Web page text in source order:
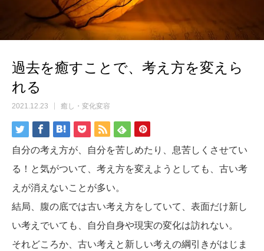
過去を癒すことで、考え方を変えら
れる
2021.12.23 癒し・変化変容
自分の考え方が、自分を苦しめたり、息苦しくさせてい
る！と気がついて、考え方を変えようとしても、古い考
えが消えないことが多い。
結局、腹の底では古い考え方をしていて、表面だけ新し
い考えでいても、自分自身や現実の変化は訪れない。
それどころか、古い考えと新しい考えの綱引きがはじま